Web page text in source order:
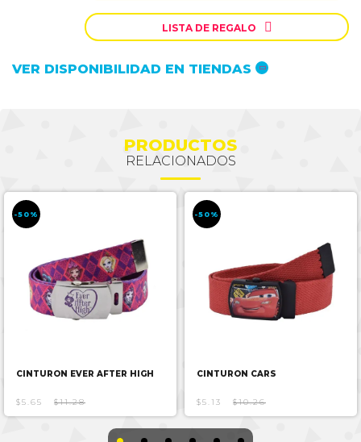
LISTA DE REGALO 
VER DISPONIBILIDAD EN TIENDAS
PRODUCTOS
RELACIONADOS
-50%
CINTURON EVER AFTER HIGH
$5.65 $11.28
-50%
CINTURON CARS
$5.13 $10.26